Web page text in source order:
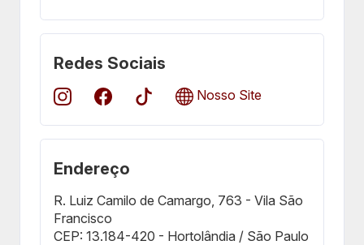
Redes Sociais
Nosso Site
Endereço
R. Luiz Camilo de Camargo, 763 - Vila São
Francisco
CEP: 13.184-420 - Hortolândia / São Paulo